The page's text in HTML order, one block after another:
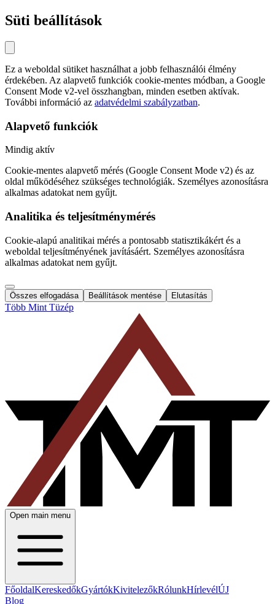
Süti beállítások
Ez a weboldal sütiket használhat a jobb felhasználói élmény
érdekében. Az alapvető funkciók cookie-mentes módban, a Google
Consent Mode v2-vel összhangban, minden esetben aktívak.
További információ az adatvédelmi szabályzatban.
Alapvető funkciók
Mindig aktív
Cookie-mentes alapvető mérés (Google Consent Mode v2) és az
oldal működéséhez szükséges technológiák. Személyes azonosításra
alkalmas adatokat nem gyűjt.
Analitika és teljesítménymérés
Cookie-alapú analitikai mérés a pontosabb statisztikákért és a
weboldal teljesítményének javításáért. Személyes azonosításra
alkalmas adatokat nem gyűjt.
Összes elfogadása Beállítások mentése Elutasítás
Több Mint Tüzép
Open main menu
FőoldalKereskedőkGyártókKivitelezőkRólunkHírlevélÚJ
Blog